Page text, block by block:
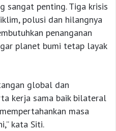
sangat penting. Tiga krisis
polusi dan hilangnya
penanganan
planet bumi tetap layak
global dan
kerja sama baik bilateral
masa
kata Siti.